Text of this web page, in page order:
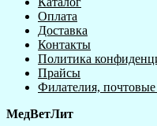
Оплата
Доставка
Контакты
Политика
Прайсы
Филателия,
МедВетЛит